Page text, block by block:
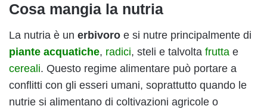
Cosa mangia la nutria
La nutria è un erbivoro e si nutre principalmente di
piante acquatiche, radici, steli e talvolta frutta e
cereali. Questo regime alimentare può portare a
conflitti con gli esseri umani, soprattutto quando le
nutrie si alimentano di coltivazioni agricole o